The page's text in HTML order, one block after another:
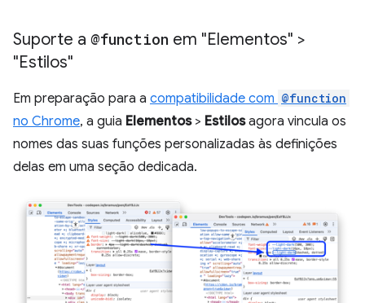
Suporte a @function em "Elementos" >
"Estilos"
Em preparação para a compatibilidade com @function
no Chrome, a guia Elementos> Estilosagora vincula os
nomes das suas funções personalizadas às definições
delas em uma seção dedicada.